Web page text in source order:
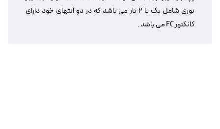
نوری شامل یک یا ۲ تار می باشد که در دو انتهای خود دارای
کانکتور FC می باشد .